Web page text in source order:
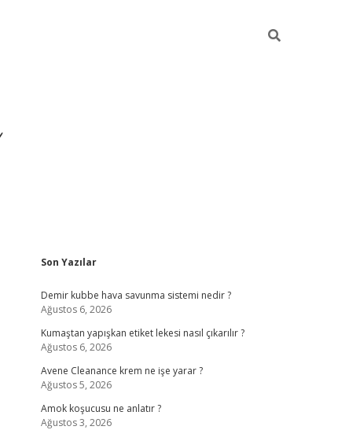
Sidebar
Son Yazılar
Demir kubbe hava savunma sistemi nedir ?
Ağustos 6, 2026
Kumaştan yapışkan etiket lekesi nasıl çıkarılır ?
Ağustos 6, 2026
Avene Cleanance krem ne işe yarar ?
Ağustos 5, 2026
Amok koşucusu ne anlatır ?
Ağustos 3, 2026